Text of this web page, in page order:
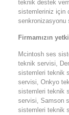
teknik destek
sistemleriniz için
senkronizasyonu
Firmamızın
Mcintosh ses
teknik servisi,
sistemleri teknik
servisi, Onkyo
sistemleri teknik
servisi, Samson
sistemleri teknik